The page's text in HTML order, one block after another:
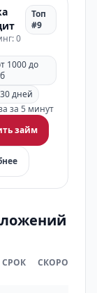
0
Топ
#9
1000 до
дней
за 5 минут
займ
СРОК СКОРОСТЬ